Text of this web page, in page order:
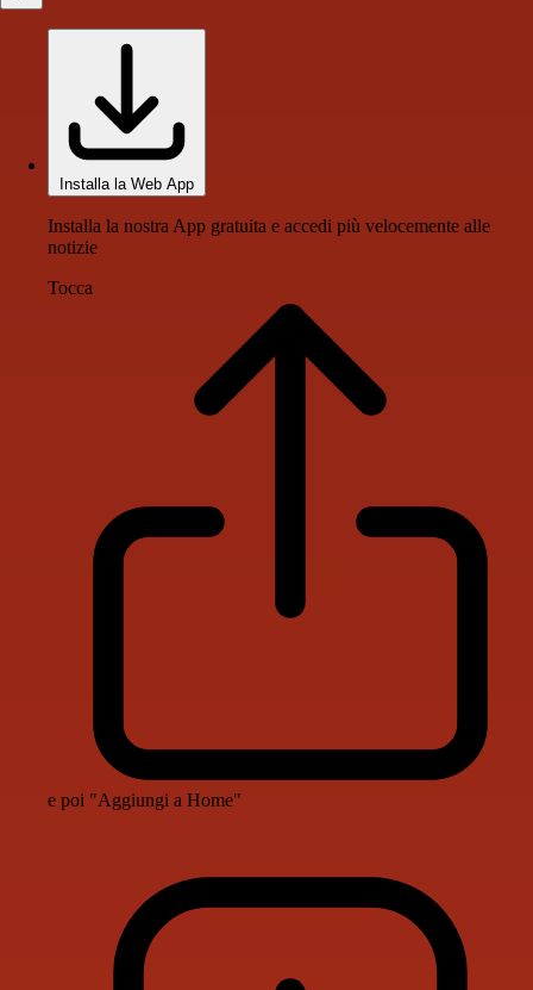
Installa la Web App
Installa la nostra App gratuita e accedi più velocemente alle
notizie
Tocca
e poi "Aggiungi a Home"